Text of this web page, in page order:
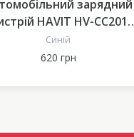
зарядний
HAVIT HV-CC2017
48W USB-A+USB-C
Синій
620 грн